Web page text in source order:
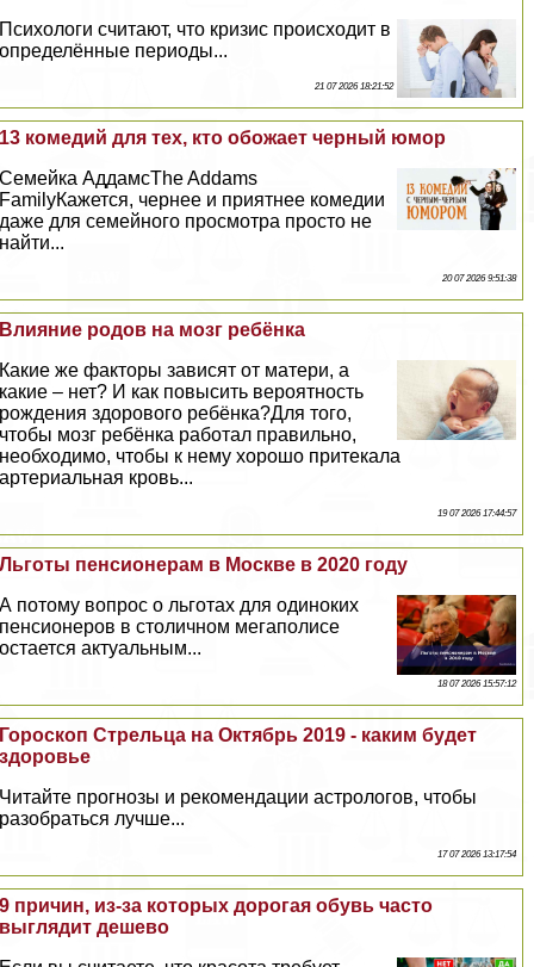
Психологи считают, что кризис происходит в
определённые периоды...
21 07 2026 18:21:52
13 комедий для тех, кто обожает черный юмор
Семейка АддамсThe Addams
FamilyКажется, чернее и приятнее комедии
даже для семейного просмотра просто не
найти...
20 07 2026 9:51:38
Влияние родов на мозг ребёнка
Какие же факторы зависят от матери, а
какие – нет? И как повысить вероятность
рождения здорового ребёнка?Для того,
чтобы мозг ребёнка работал правильно,
необходимо, чтобы к нему хорошо притекала
артериальная кровь...
19 07 2026 17:44:57
Льготы пенсионерам в Москве в 2020 году
А потому вопрос о льготах для одиноких
пенсионеров в столичном мегаполисе
остается актуальным...
18 07 2026 15:57:12
Гороскоп Стрельца на Октябрь 2019 - каким будет
здоровье
Читайте прогнозы и рекомендации астрологов, чтобы
разобраться лучше...
17 07 2026 13:17:54
9 причин, из-за которых дорогая обувь часто
выглядит дешево